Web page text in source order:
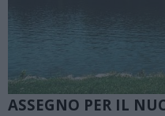
ASSEGNO PER IL